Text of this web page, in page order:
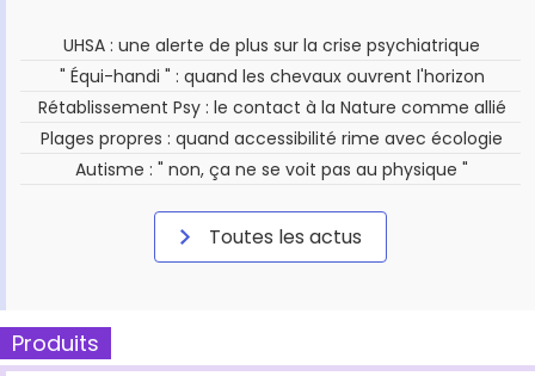
UHSA : une alerte de plus sur la crise psychiatrique
" Équi-handi " : quand les chevaux ouvrent l'horizon
Rétablissement Psy : le contact à la Nature comme allié
Plages propres : quand accessibilité rime avec écologie
Autisme : " non, ça ne se voit pas au physique "
Toutes les actus
Produits